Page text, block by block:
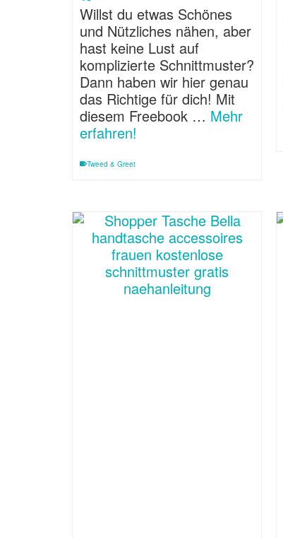
Willst du etwas Schönes
und Nützliches nähen, aber
hast keine Lust auf
komplizierte Schnittmuster?
Dann haben wir hier genau
das Richtige für dich! Mit
diesem Freebook … Mehr
erfahren!
Tweed & Greet